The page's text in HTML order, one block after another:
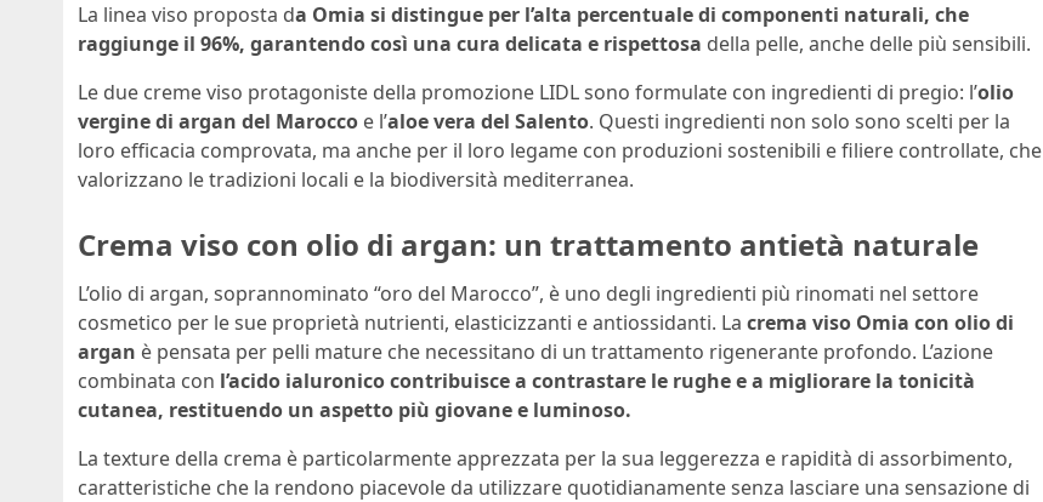
La linea viso proposta da Omia si distingue per l’alta percentuale di componenti naturali, che
raggiunge il 96%, garantendo così una cura delicata e rispettosa della pelle, anche delle più sensibili.
Le due creme viso protagoniste della promozione LIDL sono formulate con ingredienti di pregio: l’olio
vergine di argan del Marocco e l’aloe vera del Salento. Questi ingredienti non solo sono scelti per la
loro efficacia comprovata, ma anche per il loro legame con produzioni sostenibili e filiere controllate, che
valorizzano le tradizioni locali e la biodiversità mediterranea.
Crema viso con olio di argan: un trattamento antietà naturale
L’olio di argan, soprannominato “oro del Marocco”, è uno degli ingredienti più rinomati nel settore
cosmetico per le sue proprietà nutrienti, elasticizzanti e antiossidanti. La crema viso Omia con olio di
argan è pensata per pelli mature che necessitano di un trattamento rigenerante profondo. L’azione
combinata con l’acido ialuronico contribuisce a contrastare le rughe e a migliorare la tonicità
cutanea, restituendo un aspetto più giovane e luminoso.
La texture della crema è particolarmente apprezzata per la sua leggerezza e rapidità di assorbimento,
caratteristiche che la rendono piacevole da utilizzare quotidianamente senza lasciare una sensazione di